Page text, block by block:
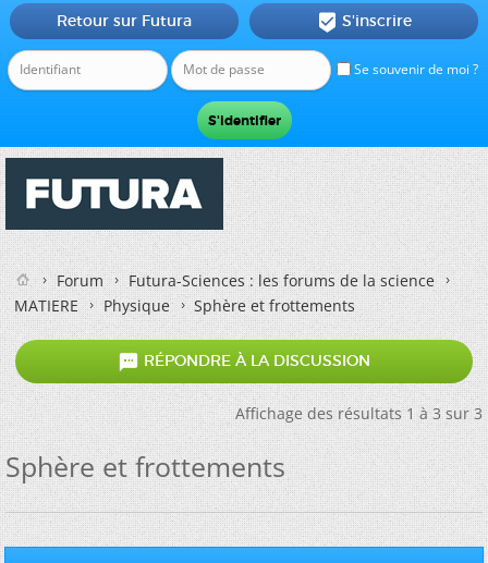
Se souvenir de moi ?
Retour sur Futura  S'inscrire
Forum
Futura-Sciences : les forums de la science
MATIERE
Physique Sphère et frottements
 RÉPONDRE À LA DISCUSSION
Affichage des résultats 1 à 3 sur 3
Sphère et frottements